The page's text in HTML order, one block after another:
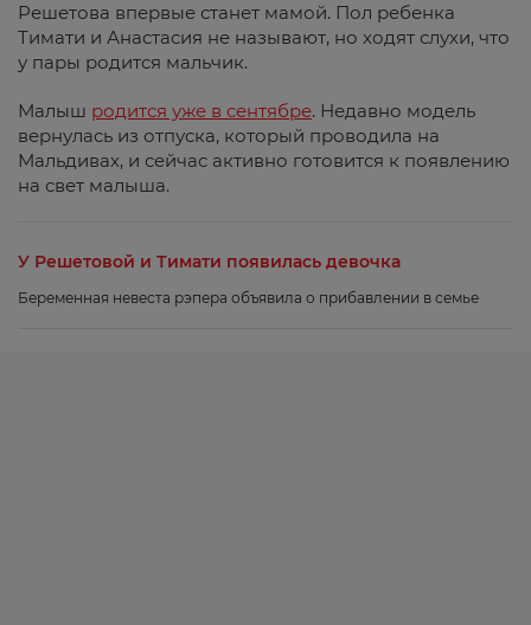
Решетова впервые станет мамой. Пол ребенка
Тимати и Анастасия не называют, но ходят слухи, что
у пары родится мальчик.
Малыш родится уже в сентябре. Недавно модель
вернулась из отпуска, который проводила на
Мальдивах, и сейчас активно готовится к появлению
на свет малыша.
У Решетовой и Тимати появилась девочка
Беременная невеста рэпера объявила о прибавлении в семье